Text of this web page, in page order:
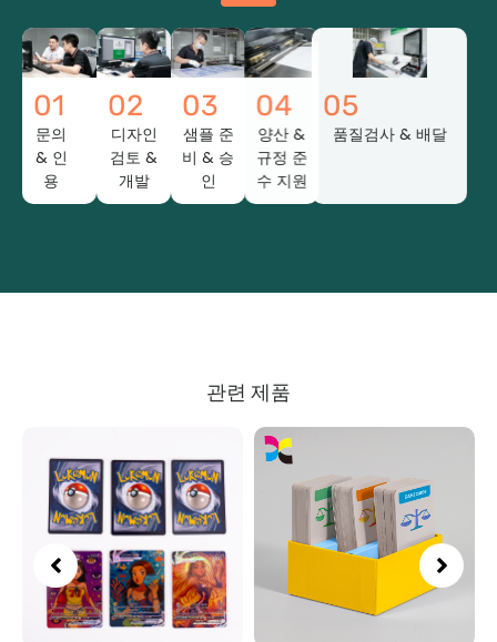
01
문의
& 인
용
02
디자인
검토 &
개발
03
샘플 준
비 & 승
인
04
양산 &
규정 준
수 지원
05
품질검사 & 배달
관련 제품